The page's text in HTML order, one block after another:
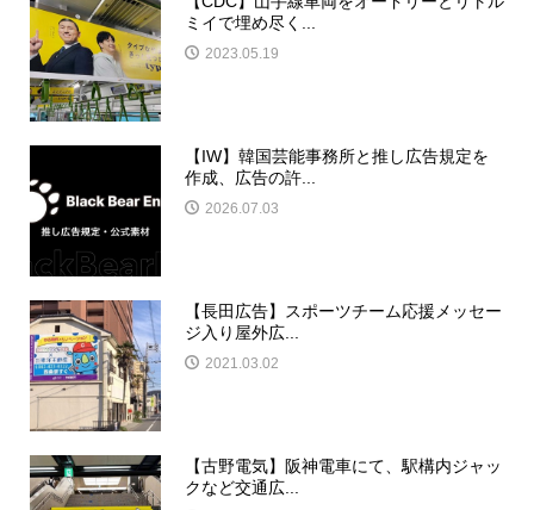
ミイで埋め尽く...
2023.05.19
【IW】韓国芸能事務所と推し広告規定を
作成、広告の許...
2026.07.03
【長田広告】スポーツチーム応援メッセー
ジ入り屋外広...
2021.03.02
【古野電気】阪神電車にて、駅構内ジャッ
クなど交通広...